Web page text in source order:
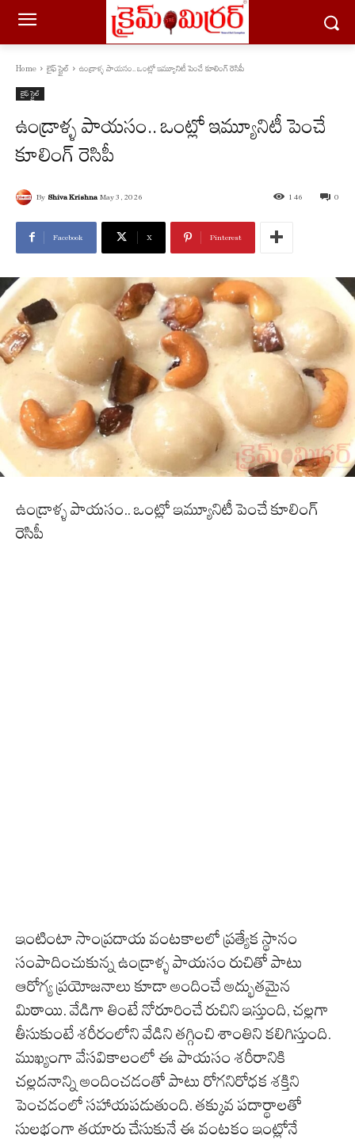
Home లైఫ్ స్టైల్ ఉండ్రాళ్ళ పాయసం.. ఒంట్లో ఇమ్యూనిటీ పెంచే కూలింగ్ రెసిపీ
లైఫ్ స్టైల్
ఉండ్రాళ్ళ పాయసం.. ఒంట్లో ఇమ్యూనిటీ పెంచే
కూలింగ్ రెసిపీ
By Shiva Krishna May 3, 2026 0
146
Facebook X Pinterest
ఉండ్రాళ్ళ పాయసం.. ఒంట్లో ఇమ్యూనిటీ పెంచే కూలింగ్
రెసిపీ
ఇంటింటా సాంప్రదాయ వంటకాలలో ప్రత్యేక స్థానం
సంపాదించుకున్న ఉండ్రాళ్ళ పాయసం రుచితో పాటు
ఆరోగ్య ప్రయోజనాలు కూడా అందించే అద్భుతమైన
మిఠాయి. వేడిగా తింటే నోరూరించే రుచిని ఇస్తుంది, చల్లగా
తీసుకుంటే శరీరంలోని వేడిని తగ్గించి శాంతిని కలిగిస్తుంది.
ముఖ్యంగా వేసవికాలంలో ఈ పాయసం శరీరానికి
చల్లదనాన్ని అందించడంతో పాటు రోగనిరోధక శక్తిని
పెంచడంలో సహాయపడుతుంది. తక్కువ పదార్థాలతో
సులభంగా తయారు చేసుకునే ఈ వంటకం ఇంట్లోనే